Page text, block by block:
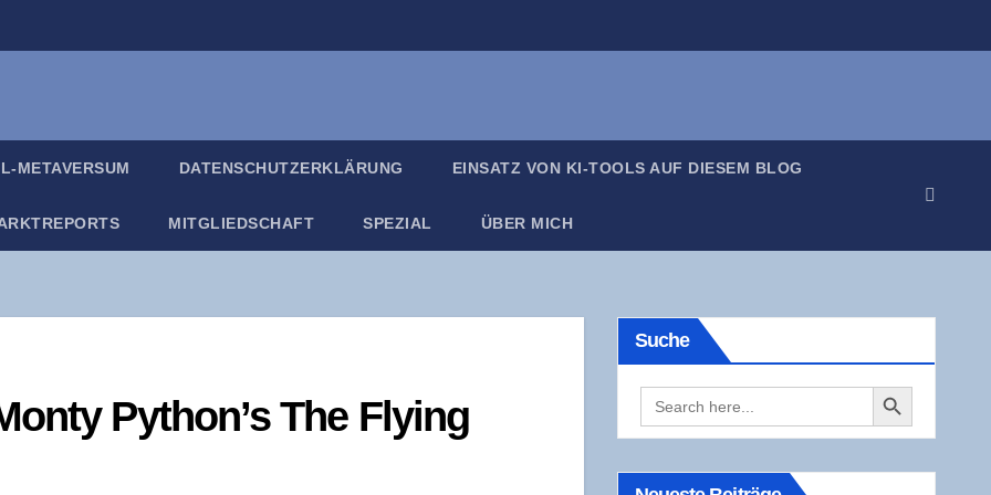
META­VER­SUM DATEN­SCHUTZ­ER­KLÄ­RUNG EIN­SATZ VON KI-TOOLS AUF DIE­SEM BLOG
MIT­GLIED­SCHAFT SPE­ZI­AL ÜBER MICH
Python’s The Fly­ing
Suche
Search
for:
Search Button